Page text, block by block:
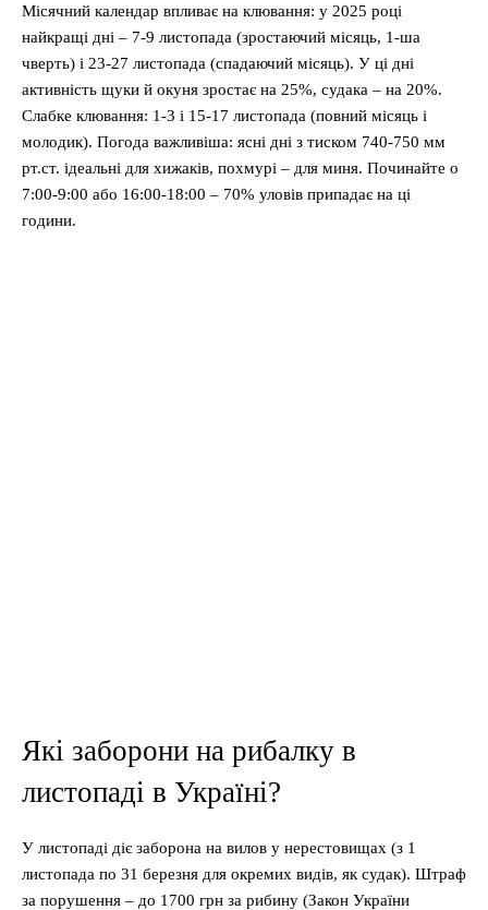
Місячний календар впливає на клювання: у 2025 році
найкращі дні – 7-9 листопада (зростаючий місяць, 1-ша
чверть) і 23-27 листопада (спадаючий місяць). У ці дні
активність щуки й окуня зростає на 25%, судака – на 20%.
Слабке клювання: 1-3 і 15-17 листопада (повний місяць і
молодик). Погода важливіша: ясні дні з тиском 740-750 мм
рт.ст. ідеальні для хижаків, похмурі – для миня. Починайте о
7:00-9:00 або 16:00-18:00 – 70% уловів припадає на ці
години.
Які заборони на рибалку в
листопаді в Україні?
У листопаді діє заборона на вилов у нерестовищах (з 1
листопада по 31 березня для окремих видів, як судак). Штраф
за порушення – до 1700 грн за рибину (Закон України